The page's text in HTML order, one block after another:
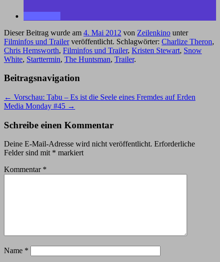
Dieser Beitrag wurde am 4. Mai 2012 von Zeilenkino unter
Filminfos und Trailerveröffentlicht. Schlagwörter: Charlize Theron,
Chris Hemsworth, Filminfos und Trailer, Kristen Stewart, Snow
White, Starttermin, The Huntsman, Trailer.
Beitragsnavigation
← Vorschau: Tabu – Es ist die Seele eines Fremdes auf Erden
Media Monday #45 →
Schreibe einen Kommentar
Deine E-Mail-Adresse wird nicht veröffentlicht. Erforderliche
Felder sind mit * markiert
Kommentar *
Name *